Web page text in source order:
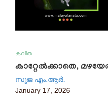
കവിത
കാറ്റേൽക്കാതെ,
സുജ എം.ആർ.
January 17, 2026